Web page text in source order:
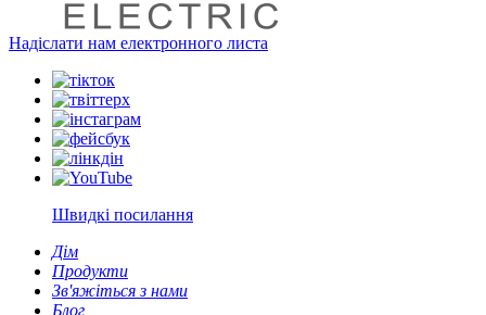
Надіслати нам електронного листа
Швидкі посилання
Дім
Продукти
Зв'яжіться з нами
Блог